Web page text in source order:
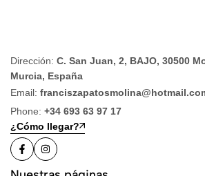
Dirección: C. San Juan, 2, BAJO, 30500
Murcia, España
Email:
Phone: +34 693 63 97 17
¿Cómo llegar?